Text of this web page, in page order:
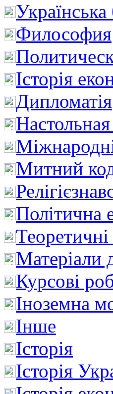
Українська
Философия
Історія
Дипломатія
Митний
Політична
Матеріали
Курсові
Іноземна
Інше
Історія
Історія